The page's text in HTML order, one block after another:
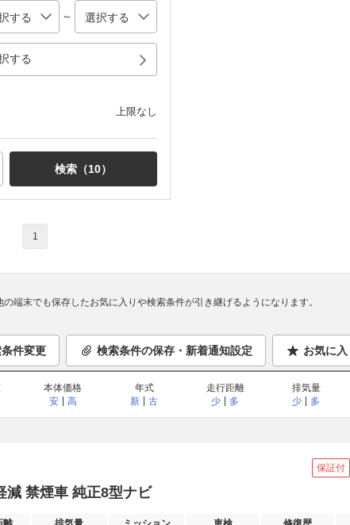
～
する
上限なし
検索（10）
1
端末でも保存したお気に入りや検索条件が引き継げるようになります。
件変更 検索条件の保存・新着通知設定 お気に
本体価格
安
高
年式
新
古
走行距離
少
多
排気量
少
多
保証付
減 禁煙車 純正8型ナビ